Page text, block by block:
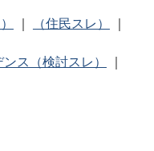
｜ （住民スレ）
｜
ス（検討スレ）